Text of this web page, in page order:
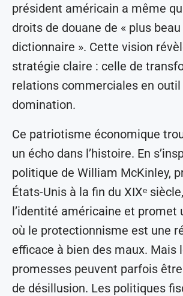
président américain a même
droits de douane de « plus
dictionnaire ». Cette vision
stratégie claire : celle de
relations commerciales en outil
domination.
Ce patriotisme économique
un écho dans l’histoire. En
politique de William McKinley,
États-Unis à la fin du XIXᵉ
l’identité américaine et promet
où le protectionnisme est une
efficace à bien des maux. Mais
promesses peuvent parfois
de désillusion. Les politiques